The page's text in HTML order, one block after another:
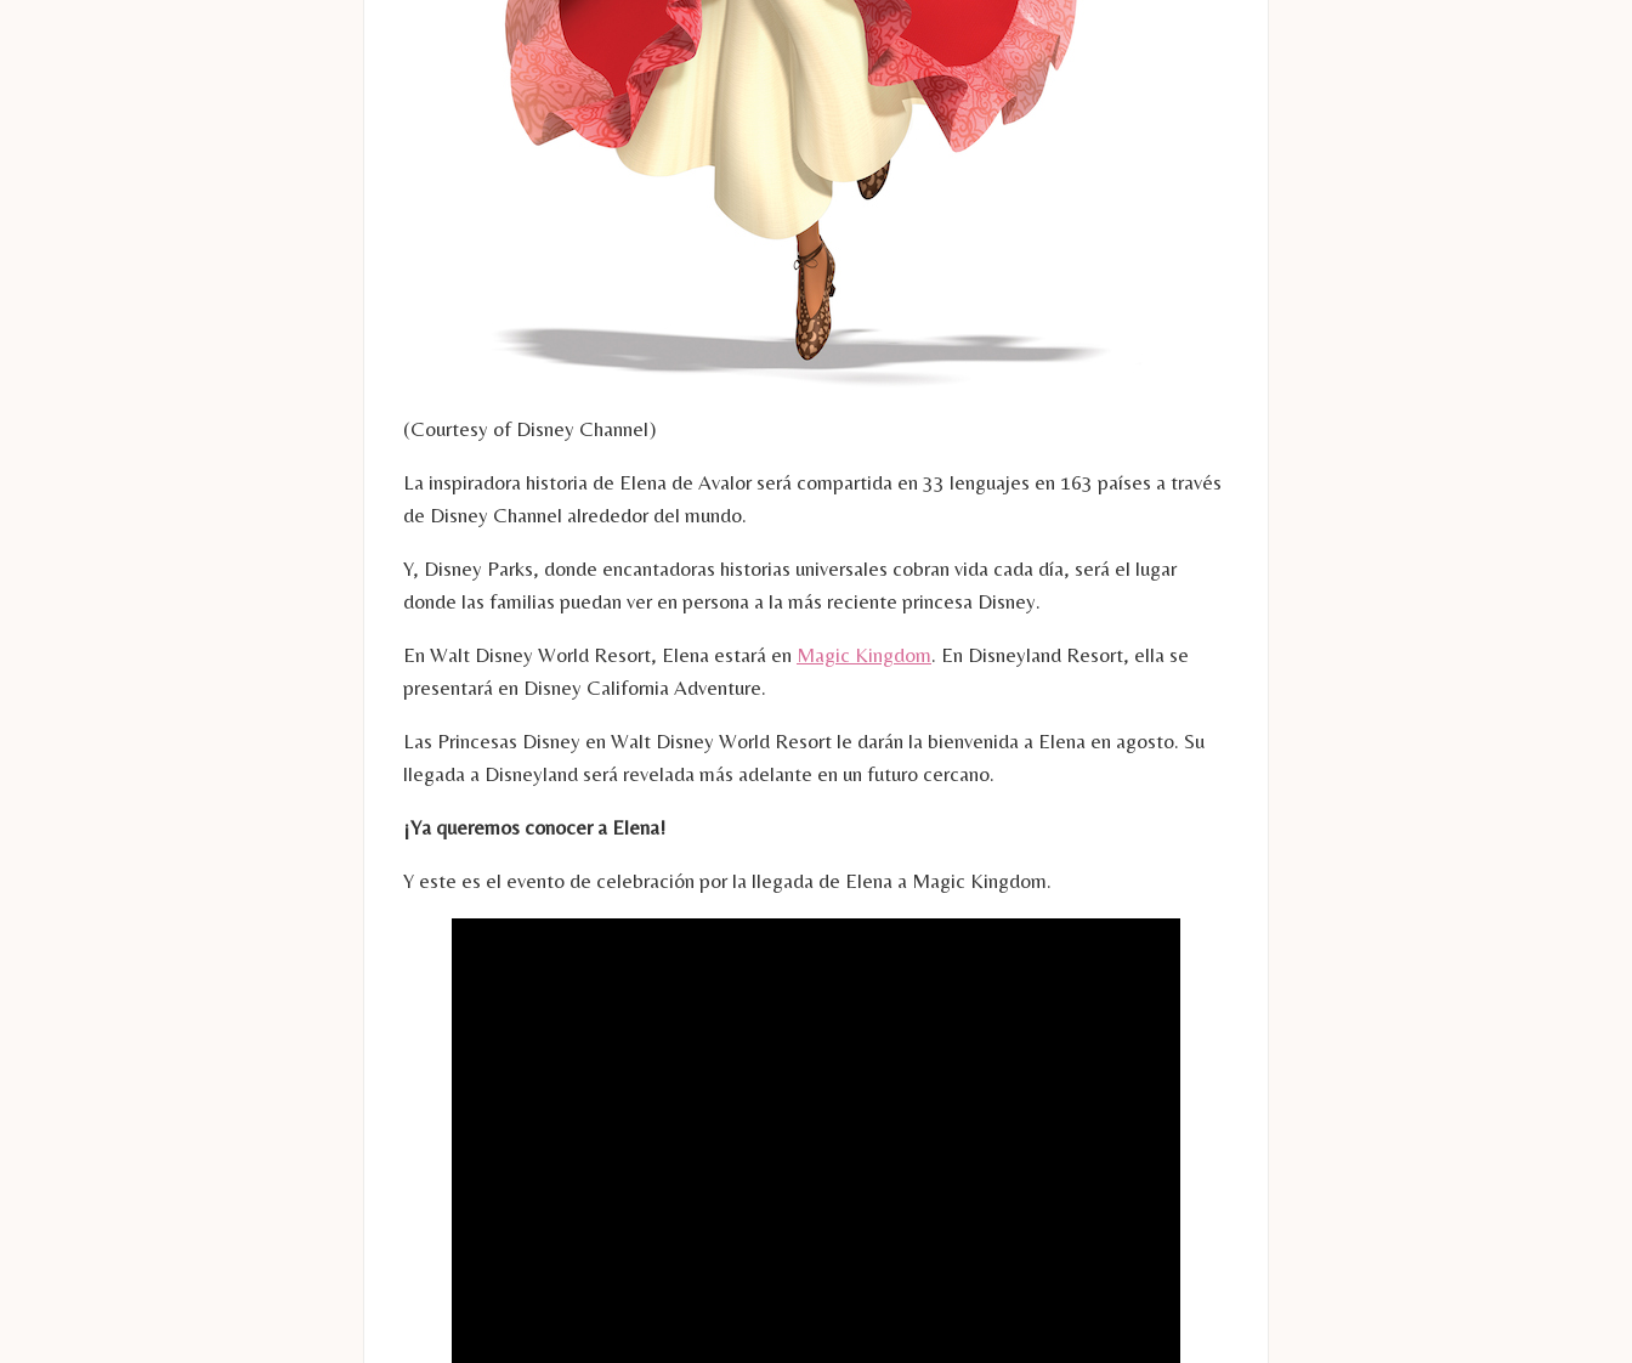
(Courtesy of Disney Channel)
La inspiradora historia de Elena de Avalor será compartida en 33 lenguajes en 163 países a través
de Disney Channel alrededor del mundo.
Y, Disney Parks, donde encantadoras historias universales cobran vida cada día, será el lugar
donde las familias puedan ver en persona a la más reciente princesa Disney.
En Walt Disney World Resort, Elena estará en Magic Kingdom. En Disneyland Resort, ella se
presentará en Disney California Adventure.
Las Princesas Disney en Walt Disney World Resort le darán la bienvenida a Elena en agosto. Su
llegada a Disneyland será revelada más adelante en un futuro cercano.
¡Ya queremos conocer a Elena!
Y este es el evento de celebración por la llegada de Elena a Magic Kingdom.